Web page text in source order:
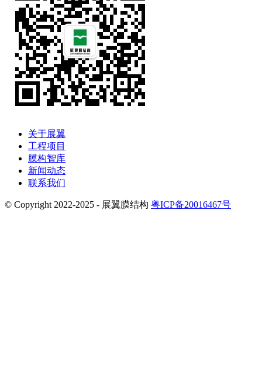
关于展翼
工程项目
膜构智库
新闻动态
联系我们
© Copyright 2022-2025 - 展翼膜结构 粤ICP备20016467号